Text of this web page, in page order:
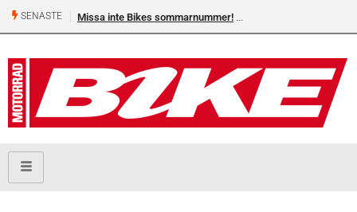
SENASTE Missa inte Bikes sommarnummer!